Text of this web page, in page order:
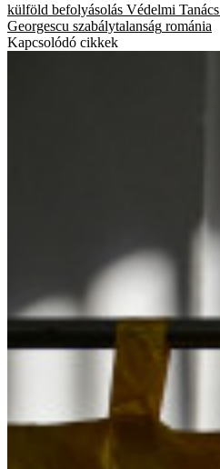
külföld befolyásolás Védelmi Tanács
Georgescu szabálytalanság románia
Kapcsolódó cikkek